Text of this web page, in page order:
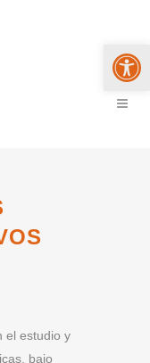
Abrir
el estudio y
bajo